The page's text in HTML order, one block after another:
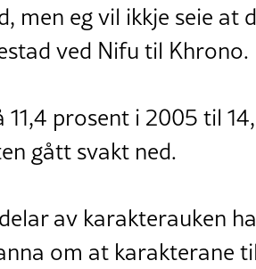
men eg vil ikkje seie at
ved Nifu til Khrono.
prosent i 2005 til
gått svakt ned.
av karakterauken
om at karakterane til